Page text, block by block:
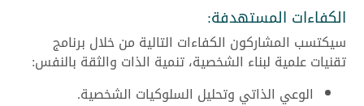
الكفاءات المستهدفة:
سيكتسب المشاركون الكفاءات التالية من خلال برنامج
تقنيات علمية لبناء الشخصية، تنمية الذات والثقة بالنفس:
الوعي الذاتي وتحليل السلوكيات الشخصية.